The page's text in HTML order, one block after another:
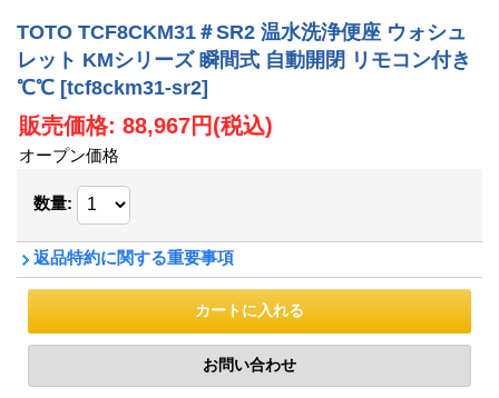
TOTO TCF8CKM31＃SR2 温水洗浄便座 ウォシュ
レット KMシリーズ 瞬間式 自動開閉 リモコン付き
℃℃ [tcf8ckm31-sr2]
販売価格: 88,967円(税込)
オープン価格
数量:
返品特約に関する重要事項